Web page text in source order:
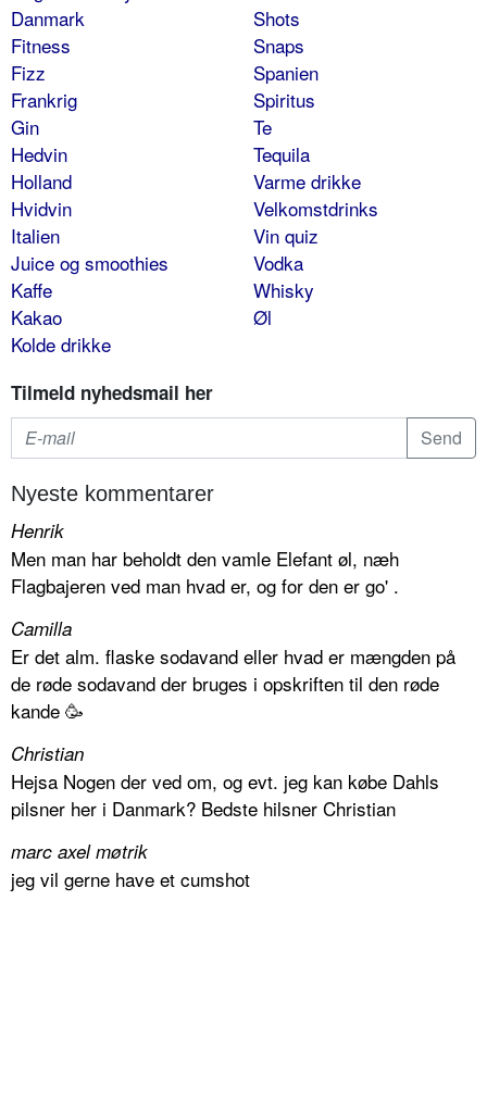
Danmark
Fitness
Fizz
Frankrig
Gin
Hedvin
Holland
Hvidvin
Italien
Juice og smoothies
Kaffe
Kakao
Kolde drikke
Shots
Snaps
Spanien
Spiritus
Te
Tequila
Varme drikke
Velkomstdrinks
Vin quiz
Vodka
Whisky
Øl
Tilmeld nyhedsmail her
Nyeste kommentarer
Henrik
Men man har beholdt den vamle Elefant øl, næh
Flagbajeren ved man hvad er, og for den er go' .
Camilla
Er det alm. flaske sodavand eller hvad er mængden på
de røde sodavand der bruges i opskriften til den røde
kande 🥳
Christian
Hejsa Nogen der ved om, og evt. jeg kan købe Dahls
pilsner her i Danmark? Bedste hilsner Christian
marc axel møtrik
jeg vil gerne have et cumshot